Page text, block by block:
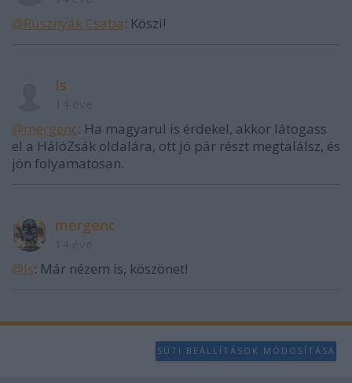
@Rusznyák Csaba: Köszi!
Is
@mergenc: Ha magyarul is érdekel, akkor látogass
el a HálóZsák oldalára, ott jó pár részt megtalálsz, és
jön folyamatosan.
mergenc
@Is: Már nézem is, köszönet!
SÜTI BEÁLLÍTÁSOK MÓDOSÍTÁSA